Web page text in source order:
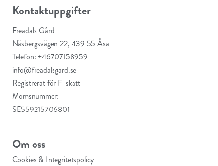
Kontaktuppgifter
Freadals Gård
Näsbergsvägen 22, 439 55 Åsa
Telefon: +46707158959
info@freadalsgard.se
Registrerat för F-skatt
Momsnummer:
SE559215706801
Om oss
Cookies & Integritetspolicy